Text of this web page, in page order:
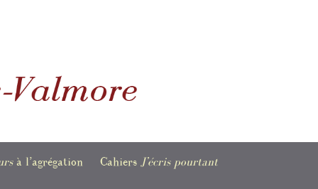
à l’agrégation CahiersJ’écris pourtant